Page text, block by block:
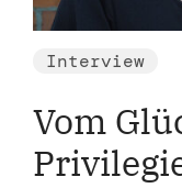
Interview
Vom